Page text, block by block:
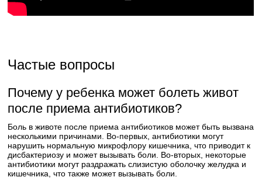
Частые вопросы
Почему у ребенка может болеть живот
после приема антибиотиков?
Боль в животе после приема антибиотиков может быть вызвана
несколькими причинами. Во-первых, антибиотики могут
нарушить нормальную микрофлору кишечника, что приводит к
дисбактериозу и может вызывать боли. Во-вторых, некоторые
антибиотики могут раздражать слизистую оболочку желудка и
кишечника, что также может вызывать боли.